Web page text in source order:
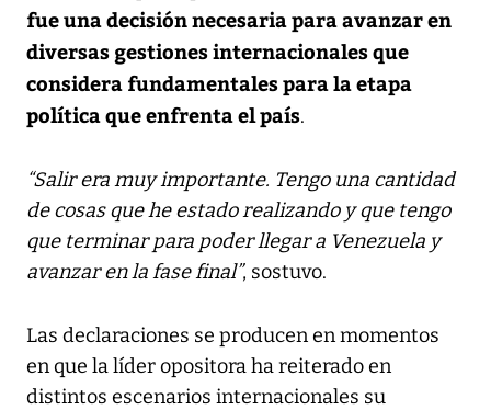
fue una decisión necesaria para avanzar en
diversas gestiones internacionales que
considera fundamentales para la etapa
política que enfrenta el país.
“Salir era muy importante. Tengo una cantidad
de cosas que he estado realizando y que tengo
que terminar para poder llegar a Venezuela y
avanzar en la fase final”, sostuvo.
Las declaraciones se producen en momentos
en que la líder opositora ha reiterado en
distintos escenarios internacionales su